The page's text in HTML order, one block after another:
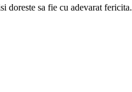
doreste sa fie cu adevarat fericita.